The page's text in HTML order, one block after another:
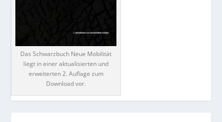
Das Schwarzbuch Neue Mobilität
liegt in einer aktualisierten und
erweiterten 2. Auflage zum
Download vor.